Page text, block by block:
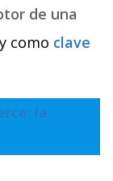
de una
y como clave
la